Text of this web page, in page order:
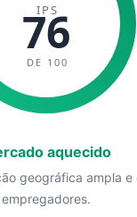
IPS
76
DE 100
aquecido
geográfica ampla
empregadores.